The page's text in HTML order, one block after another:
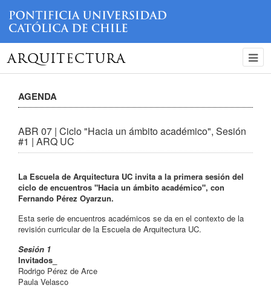
ARQUITECTURA
AGENDA
ABR 07 | Ciclo "Hacia un ámbito académico", Sesión
#1 | ARQ UC
La Escuela de Arquitectura UC invita a la primera sesión del
ciclo de encuentros "Hacia un ámbito académico", con
Fernando Pérez Oyarzun.
Esta serie de encuentros académicos se da en el contexto de la
revisión curricular de la Escuela de Arquitectura UC.
Sesión 1
Invitados_
Rodrigo Pérez de Arce
Paula Velasco